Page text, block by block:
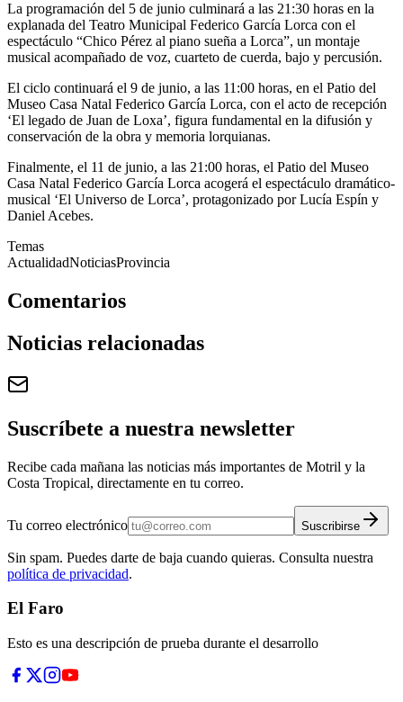
La programación del 5 de junio culminará a las 21:30 horas en la
explanada del Teatro Municipal Federico García Lorca con el
espectáculo “Chico Pérez al piano sueña a Lorca”, un montaje
musical acompañado de voz, cuarteto de cuerda, bajo y percusión.
El ciclo continuará el 9 de junio, a las 11:00 horas, en el Patio del
Museo Casa Natal Federico García Lorca, con el acto de recepción
‘El legado de Juan de Loxa’, figura fundamental en la difusión y
conservación de la obra y memoria lorquianas.
Finalmente, el 11 de junio, a las 21:00 horas, el Patio del Museo
Casa Natal Federico García Lorca acogerá el espectáculo dramático-
musical ‘El Universo de Lorca’, protagonizado por Lucía Espín y
Daniel Acebes.
Temas
ActualidadNoticiasProvincia
Comentarios
Noticias relacionadas
Suscríbete a nuestra newsletter
Recibe cada mañana las noticias más importantes de Motril y la
Costa Tropical, directamente en tu correo.
Tu correo electrónico Suscribirse
Sin spam. Puedes darte de baja cuando quieras. Consulta nuestra
política de privacidad.
El Faro
Esto es una descripción de prueba durante el desarrollo